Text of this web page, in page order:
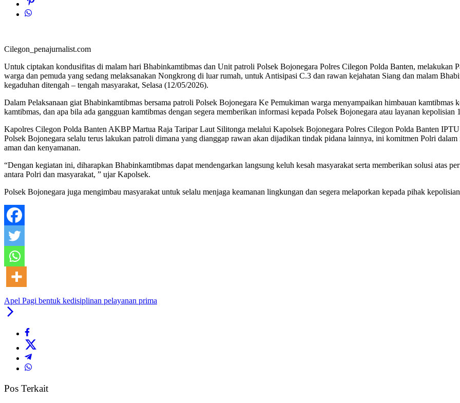
Cilegon_penajurnalist.com
Untuk ciptakan kondusifitas di malam hari Bhabinkamtibmas dan Unit patroli Polsek Bojonegara Polres Cilegon Polda Banten, melakukan
warga dan pemuda yang sedang melaksanakan Nongkrong di luar rumah, untuk Antisipasi C.3 dan rawan kejahatan Siang dan malam
kegaduhan ditengah – tengah masyarakat, Selasa (12/05/2026).
Dalam Pelaksanaan giat Bhabinkamtibmas bersama patroli Polsek Bojonegara Ke Pemukiman warga menyampaikan himbauan kamtibmas
kamtibmas, dan apa bila ada gangguan kamtibmas dengan segera memberikan informasi kepada Polsek Bojonegara atau layanan kepolisian
Kapolres Cilegon Polda Banten AKBP Martua Raja Taripar Laut Silitonga melalui Kapolsek Bojonegara Polres Cilegon Polda Banten
Polsek Bojonegara selalu terus lakukan patroli dimana yang dianggap rawan akan dijadikan tindak pidana lainnya, ini komitmen Polri
aman dan kenyamanan.
“Dengan kegiatan ini, diharapkan Bhabinkamtibmas dapat mendengarkan langsung keluh kesah masyarakat serta memberikan solusi atas
antara Polri dan masyarakat, ” ujar Kapolsek.
Polsek Bojonegara juga mengimbau masyarakat untuk selalu menjaga keamanan lingkungan dan segera melaporkan kepada pihak
Apel Pagi bentuk kedisiplinan pelayanan prima
Pos Terkait